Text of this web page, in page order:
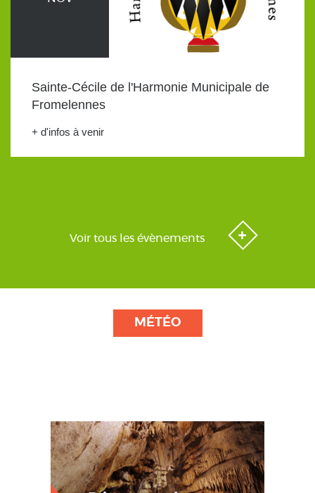
Sainte-Cécile de l'Harmonie Municipale de
Fromelennes
+ d'infos à venir
Voir tous les évènements
MÉTÉO